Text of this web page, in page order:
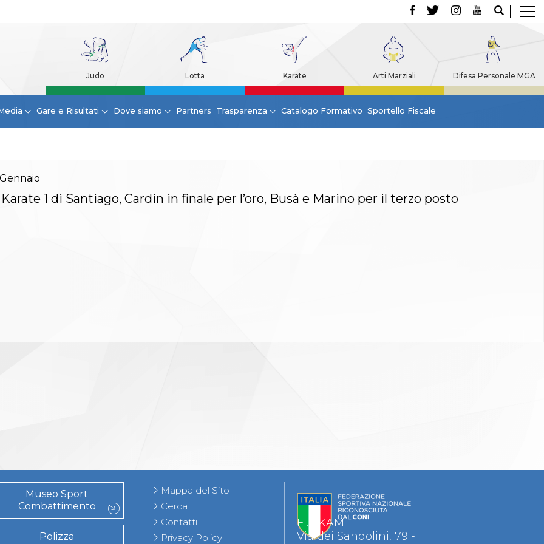
Judo Lotta Karate Arti Marziali Difesa Personale MGA
Gare e Risultati Dove siamo Partners Trasparenza Catalogo Formativo Sportello Fiscale
Gennaio
1 di Santiago, Cardin in finale per l’oro, Busà e Marino per il terzo posto
Museo Sport
Combattimento
Polizza
Mappa del Sito
Cerca
Contatti
Privacy Policy
FIJLKAM
Via dei Sandolini, 79 -